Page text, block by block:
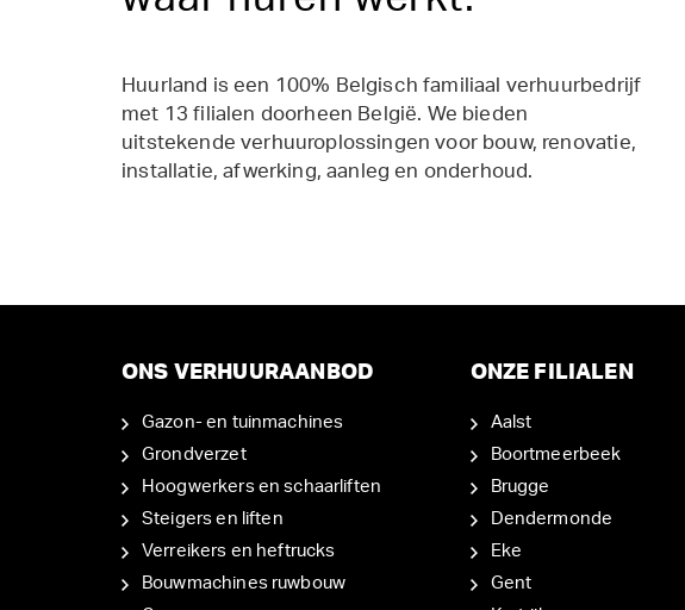
Huurland is een 100% Belgisch familiaal verhuurbedrijf
met 13 filialen doorheen België. We bieden
uitstekende verhuuroplossingen voor bouw, renovatie,
installatie, afwerking, aanleg en onderhoud.
ONS VERHUURAANBOD
Gazon- en tuinmachines
Grondverzet
Hoogwerkers en schaarliften
Steigers en liften
Verreikers en heftrucks
Bouwmachines ruwbouw
ONZE FILIALEN
Aalst
Boortmeerbeek
Brugge
Dendermonde
Eke
Gent